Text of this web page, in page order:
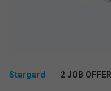
Stargard 2 JOB